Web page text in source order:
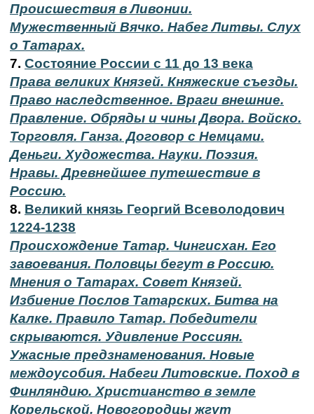
Происшествия в Ливонии.
Мужественный Вячко. Набег Литвы. Слух
о Татарах.
7. Состояние России с 11 до 13 века
Права великих Князей. Княжеские съезды.
Право наследственное. Враги внешние.
Правление. Обряды и чины Двора. Войско.
Торговля. Ганза. Договор с Немцами.
Деньги. Художества. Науки. Поэзия.
Нравы. Древнейшее путешествие в
Россию.
8. Великий князь Георгий Всеволодович
1224-1238
Происхождение Татар. Чингисхан. Его
завоевания. Половцы бегут в Россию.
Мнения о Татарах. Совет Князей.
Избиение Послов Татарских. Битва на
Калке. Правило Татар. Победители
скрываются. Удивление Россиян.
Ужасные предзнаменования. Новые
междоусобия. Набеги Литовские. Поход в
Финляндию. Христианство в земле
Корельской. Новогородцы жгут